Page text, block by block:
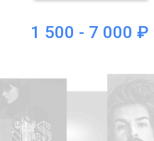
1 500 - 7 000 ₽